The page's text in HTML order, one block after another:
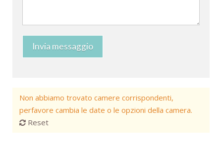
Invia messaggio
Non abbiamo trovato camere corrispondenti,
perfavore cambia le date o le opzioni della camera.
Reset